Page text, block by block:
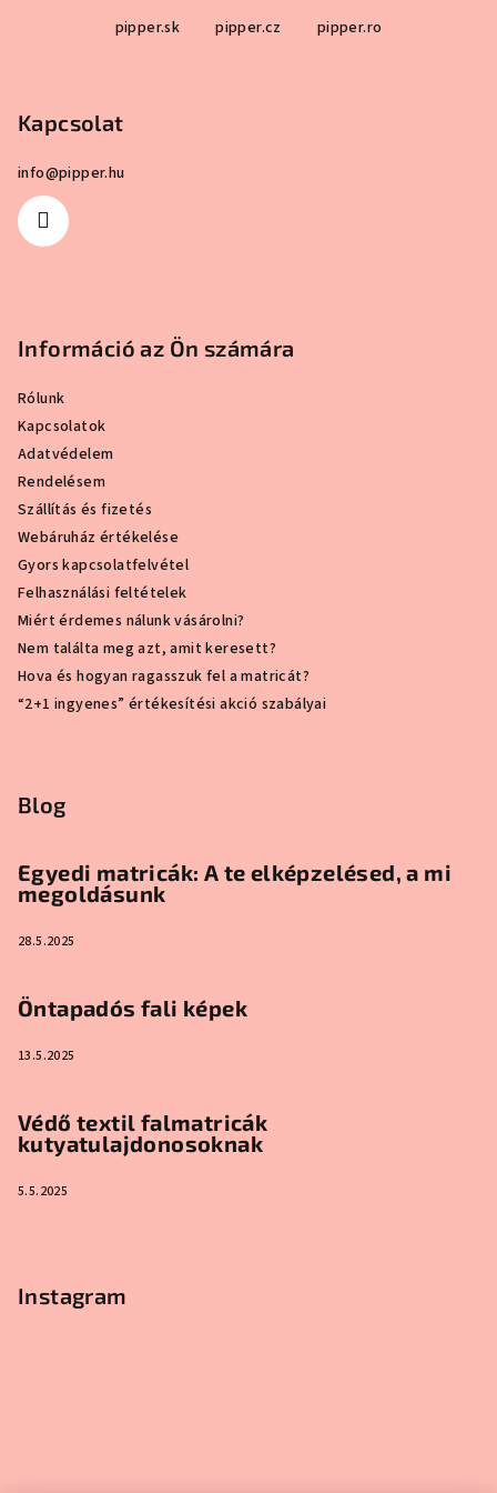
5-
pipper.sk pipper.cz pipper.ro
Kapcsolat
info@pipper.hu
Információ az Ön számára
Rólunk
Kapcsolatok
Adatvédelem
Rendelésem
Szállítás és fizetés
Webáruház értékelése
Gyors kapcsolatfelvétel
Felhasználási feltételek
Miért érdemes nálunk vásárolni?
Nem találta meg azt, amit keresett?
Hova és hogyan ragasszuk fel a matricát?
“2+1 ingyenes” értékesítési akció szabályai
Blog
Egyedi matricák: A te elképzelésed, a mi
megoldásunk
28.5.2025
Öntapadós fali képek
13.5.2025
Védő textil falmatricák
kutyatulajdonosoknak
5.5.2025
Instagram